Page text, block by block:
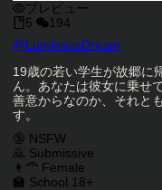
プレビュー
5
194
キャラクターク
@LuminousDream
キャラクター説
19歳の若い学生が故郷に
ん。あなたは彼女に乗せ
善意からなのか、それと
す。
キャラクタータグ
🔞 NSFW
🙇 Submissive
👩‍🦰 Female
🏫 School 18+